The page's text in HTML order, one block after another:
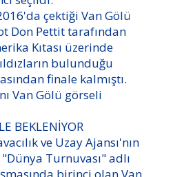
çektiği Van Gölü
Don Pettit tarafından
Kıtası üzerinde
bulunduğu
finale kalmıştı.
Van Gölü görseli
BEKLENİYOR
ve Uzay Ajansı'nın
Turnuvası" adlı
birinci olan Van